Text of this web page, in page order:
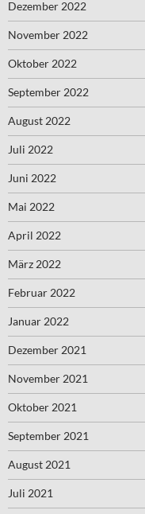
Dezember 2022
November 2022
Oktober 2022
September 2022
August 2022
Juli 2022
Juni 2022
Mai 2022
April 2022
März 2022
Februar 2022
Januar 2022
Dezember 2021
November 2021
Oktober 2021
September 2021
August 2021
Juli 2021